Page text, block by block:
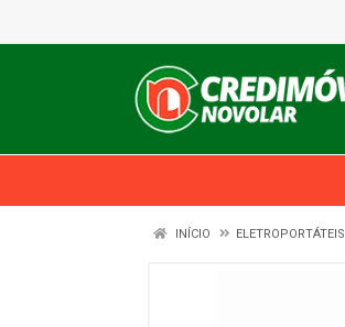
INÍCIO ELETROPORTÁTEIS